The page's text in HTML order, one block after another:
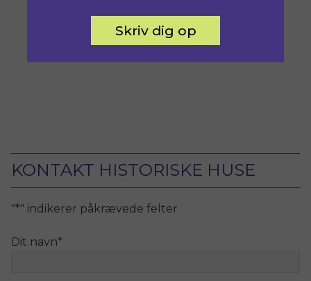
KONTAKT HISTORISKE HUSE
"*" indikerer påkrævede felter
Dit navn*
Skriv dig op